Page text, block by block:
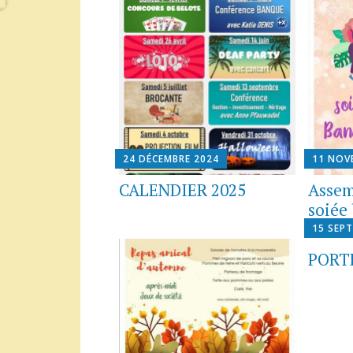
24 DÉCEMBRE 2024
CALENDIER 2025
11
15